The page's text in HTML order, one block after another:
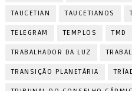
TAUCETIAN TAUCETIANOS
TELEGRAM TEMPLOS TMD
TRABALHADOR DA LUZ
TRANSIÇÃO PLANETÁRIA